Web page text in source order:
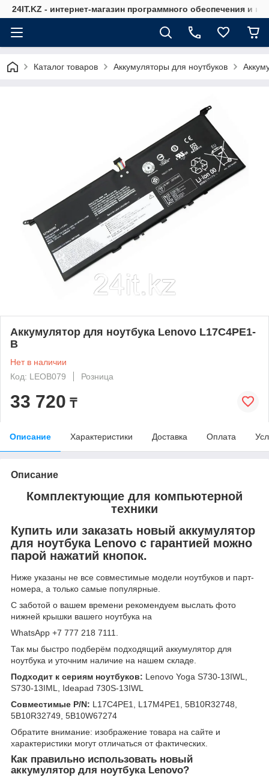
24IT.KZ - интернет-магазин программного обеспечения и
Каталог товаров Аккумуляторы для ноутбуков
Аккумулятор для ноутбука Lenovo L17C4PE1-
B
Нет в наличии
Код: LEOB079
Розница
33 720 ₸
Описание Характеристики Доставка Оплата
Описание
Комплектующие для компьютерной
техники
Купить или заказать новый аккумулятор
для ноутбука Lenovo с гарантией можно
парой нажатий кнопок.
Ниже указаны не все совместимые модели ноутбуков и парт-
номера, а только самые популярные.
С заботой о вашем времени рекомендуем выслать фото
нижней крышки вашего ноутбука на
WhatsApp +7 777 218 7111.
Так мы быстро подберём подходящий аккумулятор для
ноутбука и уточним наличие на нашем складе.
Подходит к сериям ноутбуков: Lenovo Yoga S730-13IWL,
S730-13IML, Ideapad 730S-13IWL
Совместимые P/N: L17C4PE1, L17M4PE1, 5B10R32748,
5B10R32749, 5B10W67274
Обратите внимание: изображение товара на сайте и
характеристики могут отличаться от фактических.
Как правильно использовать новый
аккумулятор для ноутбука Lenovo?